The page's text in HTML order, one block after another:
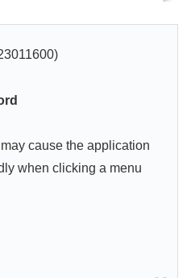
cause the application
when clicking a menu